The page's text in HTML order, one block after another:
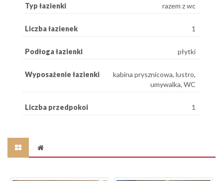
Typ łazienki razem z wc
Liczba łazienek 1
Podłoga łazienki płytki
Wyposażenie łazienki
kabina prysznicowa, lustro,
umywalka, WC
Liczba przedpokoi 1